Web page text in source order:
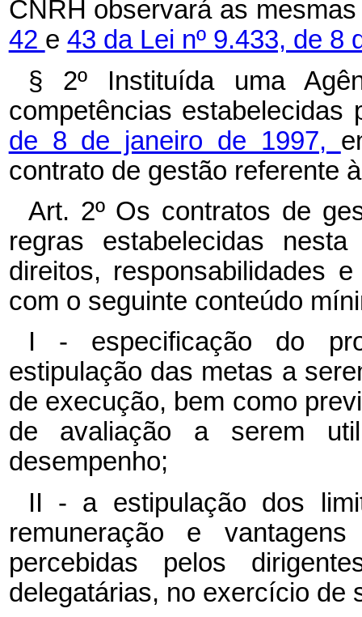
CNRH observará as
42 e 43 da Lei nº 9.433, de 8
§ 2º Instituída uma
competências
de 8 de janeiro de 1997,
contrato de gestão referente
Art. 2º Os contratos de
regras estabelecidas
direitos, responsabilidades
com o seguinte conteúdo
I - especificação do
estipulação das metas a
de execução, bem como
de avaliação a serem
desempenho;
II - a estipulação dos
remuneração e
percebidas pelos
delegatárias, no exercício de